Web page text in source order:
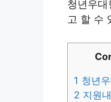
청년우
고 할 수
1 청년
2 지원